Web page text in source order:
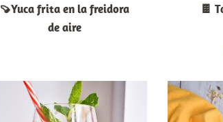
🍠Yuca frita en la freidora
de aire
🍫